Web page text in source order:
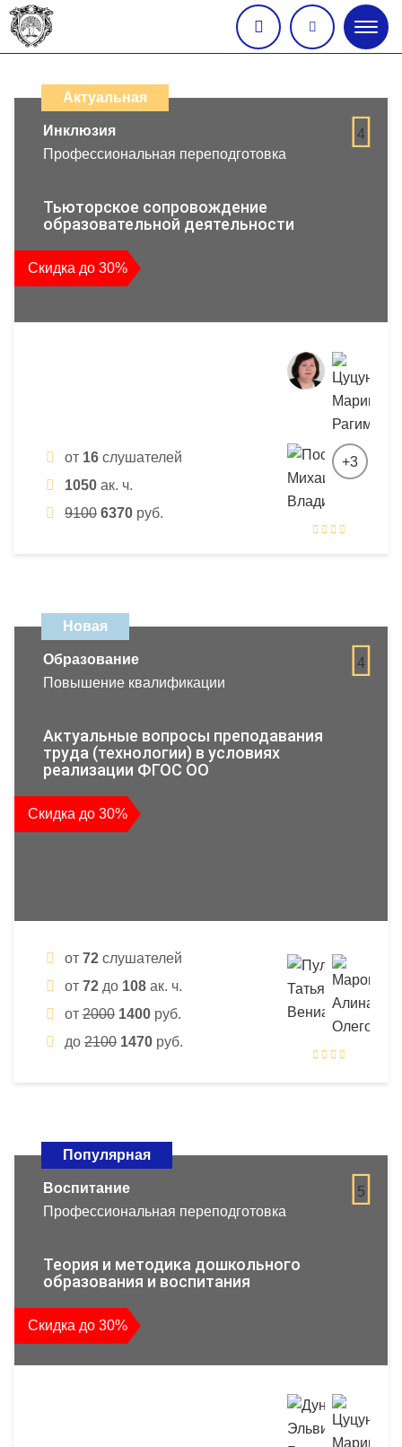
меню
дистанционных
образовательных
повышения
квалификации
и
профессиональной
Актуальная
4
Инклюзия
Профессиональная переподготовка
Тьюторское сопровождение
образовательной деятельности
Скидка до 30%
от 16 слушателей
1050 ак. ч.
9100 6370 руб.
+3
Новая
4
Образование
Повышение квалификации
Актуальные вопросы преподавания
труда (технологии) в условиях
реализации ФГОС ОО
Скидка до 30%
от 72 слушателей
от 72 до 108 ак. ч.
от 2000 1400 руб.
до 2100 1470 руб.
Популярная
5
Воспитание
Профессиональная переподготовка
Теория и методика дошкольного
образования и воспитания
Скидка до 30%